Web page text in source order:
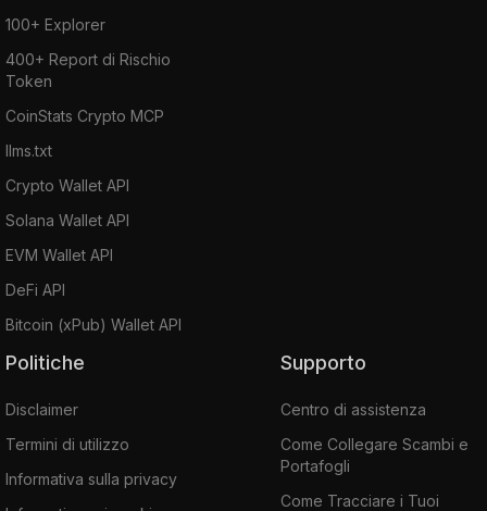
100+ Explorer
400+ Report di Rischio
Token
CoinStats Crypto MCP
llms.txt
Crypto Wallet API
Solana Wallet API
EVM Wallet API
DeFi API
Bitcoin (xPub) Wallet API
Politiche
Disclaimer
Termini di utilizzo
Informativa sulla privacy
Supporto
Centro di assistenza
Come Collegare Scambi e
Portafogli
Come Tracciare i Tuoi